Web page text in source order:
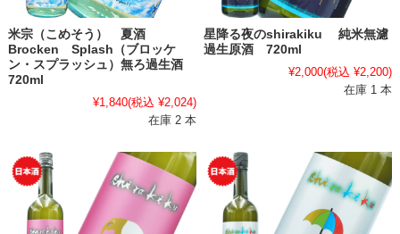
米宗（こめそう） 夏酒
Brocken Splash（ブロッケ
ン・スプラッシュ）無ろ過生酒
720ml
¥1,840(税込 ¥2,024)
在庫 2 本
星降る夜のshirakiku 純米無濾
過生原酒 720ml
¥2,000(税込 ¥2,200)
在庫 1 本